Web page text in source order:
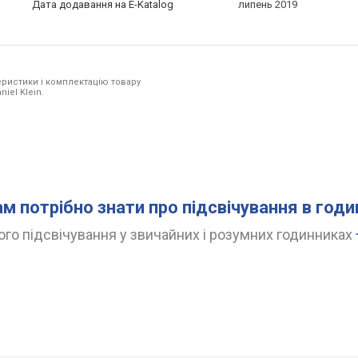
Дата додавання на E-Katalog липень 2019
і комплектацію товару
Klein.
потрібно знати про підсвічування в
підсвічування у звичайних і розумних годинниках